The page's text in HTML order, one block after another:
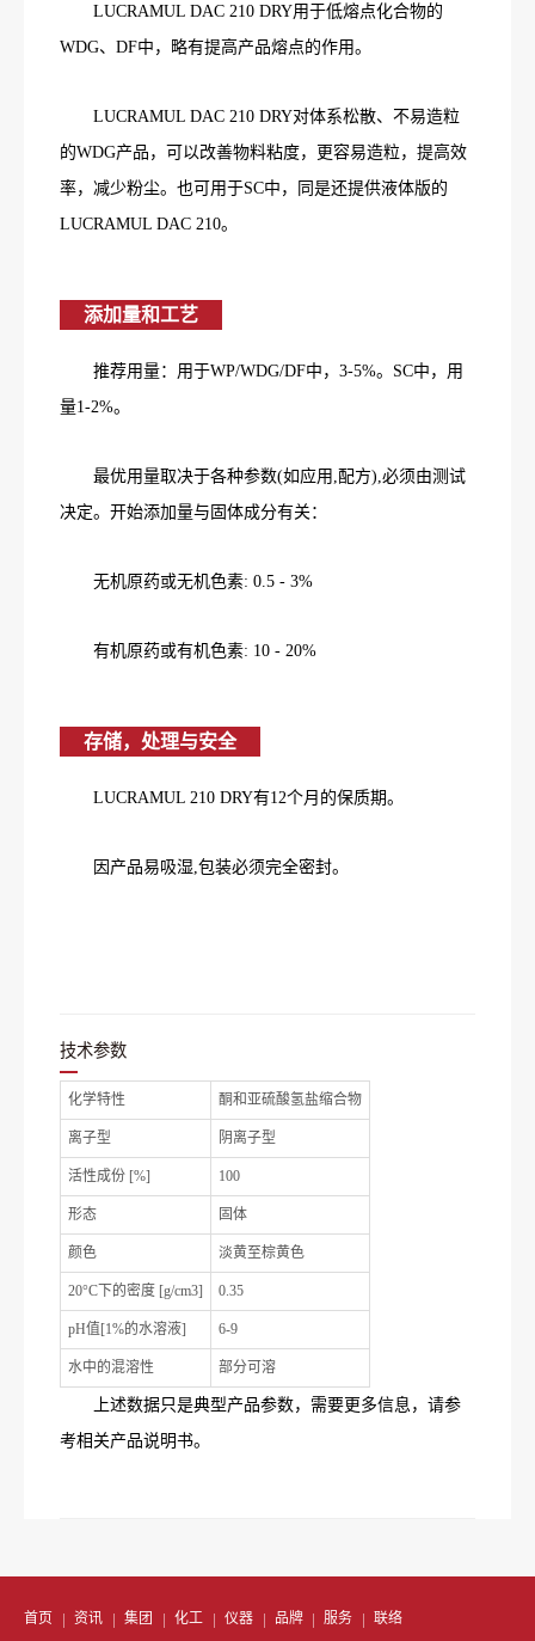
LUCRAMUL DAC 210 DRY用于低熔点化合物的
WDG、DF中，略有提高产品熔点的作用。
LUCRAMUL DAC 210 DRY对体系松散、不易造粒
的WDG产品，可以改善物料粘度，更容易造粒，提高效
率，减少粉尘。也可用于SC中，同是还提供液体版的
LUCRAMUL DAC 210。
添加量和工艺
推荐用量：用于WP/WDG/DF中，3-5%。SC中，用
量1-2%。
最优用量取决于各种参数(如应用,配方),必须由测试
决定。开始添加量与固体成分有关：
无机原药或无机色素: 0.5 - 3%
有机原药或有机色素: 10 - 20%
存储，处理与安全
LUCRAMUL 210 DRY有12个月的保质期。
因产品易吸湿,包装必须完全密封。
技术参数
化学特性 酮和亚硫酸氢盐缩合物
离子型 阴离子型
活性成份 [%] 100
形态 固体
颜色 淡黄至棕黄色
20°C下的密度 [g/cm3] 0.35
pH值[1%的水溶液] 6-9
水中的混溶性 部分可溶
上述数据只是典型产品参数，需要更多信息，请参
考相关产品说明书。
首页 资讯 集团 化工 仪器 品牌 服务 联络